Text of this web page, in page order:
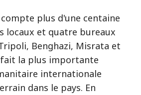
compte plus d'une centaine
locaux et quatre bureaux
Benghazi, Misrata et
fait la plus importante
internationale
dans le pays. En